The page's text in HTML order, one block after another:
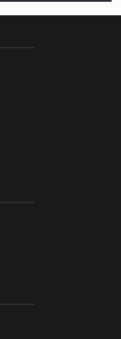
LETO, ORADEA, 8